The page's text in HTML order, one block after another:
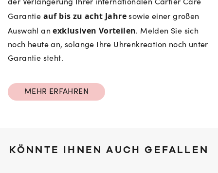
der Verlängerung Ihrer internationalen Cartier Care
Garantie auf bis zu acht Jahre sowie einer großen
Auswahl an exklusiven Vorteilen. Melden Sie sich
noch heute an, solange Ihre Uhrenkreation noch unter
Garantie steht.
MEHR ERFAHREN
KÖNNTE IHNEN AUCH GEFALLEN